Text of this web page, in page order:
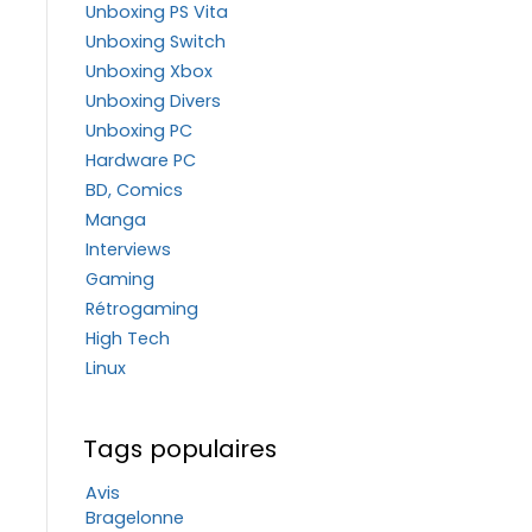
Unboxing PS Vita
Unboxing Switch
Unboxing Xbox
Unboxing Divers
Unboxing PC
Hardware PC
BD, Comics
Manga
Interviews
Gaming
Rétrogaming
High Tech
Linux
Tags populaires
Avis
Bragelonne